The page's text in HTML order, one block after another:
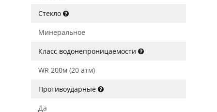
Стекло
Минеральное
Класс водонепроницаемости
WR 200м (20 атм)
Противоударные
Да